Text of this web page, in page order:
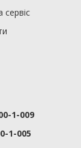
сервіс
1-009
1-005